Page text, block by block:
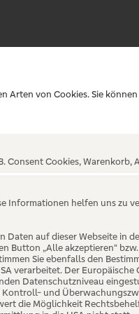
Arten von Cookies. Sie
Consent Cookies, Warenkorb,
Informationen helfen uns zu
auf dieser Webseite in
Button „Alle akzeptieren“
Sie ebenfalls den
verarbeitet. Der
Datenschutzniveau
Kontroll- und
die Möglichkeit